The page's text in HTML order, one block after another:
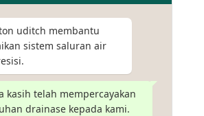
uditch membantu
sistem saluran air
kasih telah mempercayakan
drainase kepada kami.